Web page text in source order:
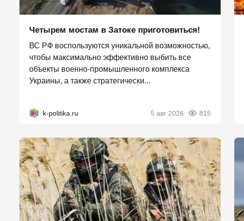
Четырем мостам в Затоке приготовиться!
ВС РФ воспользуются уникальной возможностью,
чтобы максимально эффективно выбить все
объекты военно-промышленного комплекса
Украины, а также стратегически...
k-politika.ru 5 авг 2026 815